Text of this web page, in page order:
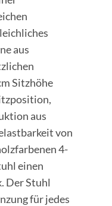
aus
Sitzhöhe
aus
von
4-
einen
Der Stuhl
für jedes